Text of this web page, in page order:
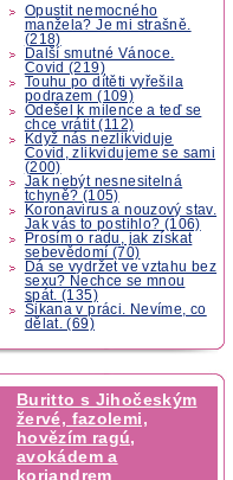
Opustit nemocného
manžela? Je mi strašně.
(218)
Další smutné Vánoce.
Covid (219)
Touhu po dítěti vyřešila
podrazem (109)
Odešel k milence a teď se
chce vrátit (112)
Když nás nezlikviduje
Covid, zlikvidujeme se sami
(200)
Jak nebýt nesnesitelná
tchyně? (105)
Koronavirus a nouzový stav.
Jak vás to postihlo? (106)
Prosím o radu, jak získat
sebevědomí (70)
Dá se vydržet ve vztahu bez
sexu? Nechce se mnou
spát. (135)
Šikana v práci. Nevíme, co
dělat. (69)
Buritto s Jihočeským
žervé, fazolemi,
hovězím ragú,
avokádem a
koriandrem